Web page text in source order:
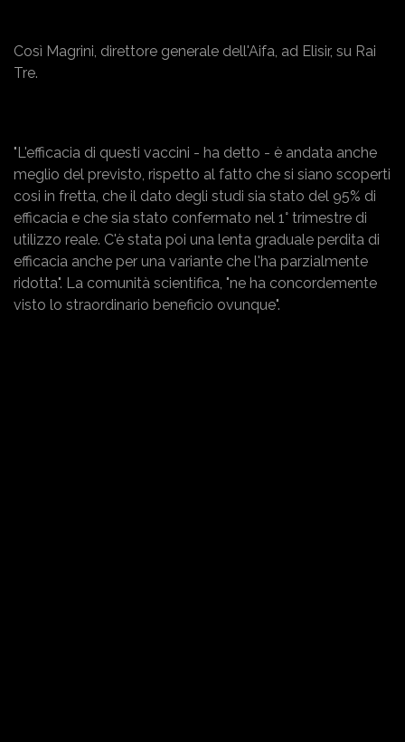
Così Magrini, direttore generale dell'Aifa, ad Elisir, su Rai
Tre.
"L'efficacia di questi vaccini - ha detto - è andata anche
meglio del previsto, rispetto al fatto che si siano scoperti
cosi in fretta, che il dato degli studi sia stato del 95% di
efficacia e che sia stato confermato nel 1° trimestre di
utilizzo reale. C'è stata poi una lenta graduale perdita di
efficacia anche per una variante che l'ha parzialmente
ridotta". La comunità scientifica, "ne ha concordemente
visto lo straordinario beneficio ovunque".